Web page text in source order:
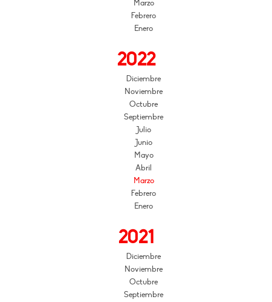
Marzo
Febrero
Enero
2022
Diciembre
Noviembre
Octubre
Septiembre
Julio
Junio
Mayo
Abril
Marzo
Febrero
Enero
2021
Diciembre
Noviembre
Octubre
Septiembre